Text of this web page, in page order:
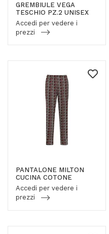
GREMBIULE VEGA
TESCHIO PZ.2 UNISEX
Accedi per vedere i
prezzi
PANTALONE MILTON
CUCINA COTONE
Accedi per vedere i
prezzi